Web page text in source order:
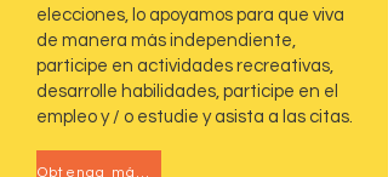
elecciones, lo apoyamos para que viva
de manera más independiente,
participe en actividades recreativas,
desarrolle habilidades, participe en el
empleo y / o estudie y asista a las citas.